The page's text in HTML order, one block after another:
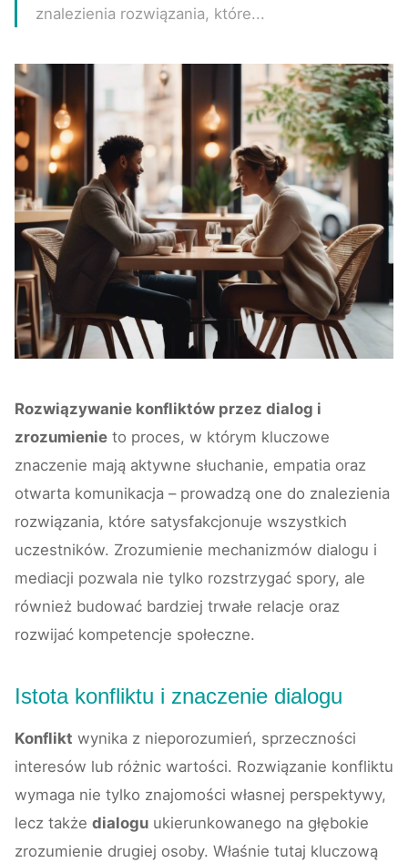
znalezienia rozwiązania, które...
Rozwiązywanie konfliktów przez dialog i
zrozumienie to proces, w którym kluczowe
znaczenie mają aktywne słuchanie, empatia oraz
otwarta komunikacja – prowadzą one do znalezienia
rozwiązania, które satysfakcjonuje wszystkich
uczestników. Zrozumienie mechanizmów dialogu i
mediacji pozwala nie tylko rozstrzygać spory, ale
również budować bardziej trwałe relacje oraz
rozwijać kompetencje społeczne.
Istota konfliktu i znaczenie dialogu
Konflikt wynika z nieporozumień, sprzeczności
interesów lub różnic wartości. Rozwiązanie konfliktu
wymaga nie tylko znajomości własnej perspektywy,
lecz także dialogu ukierunkowanego na głębokie
zrozumienie drugiej osoby. Właśnie tutaj kluczową